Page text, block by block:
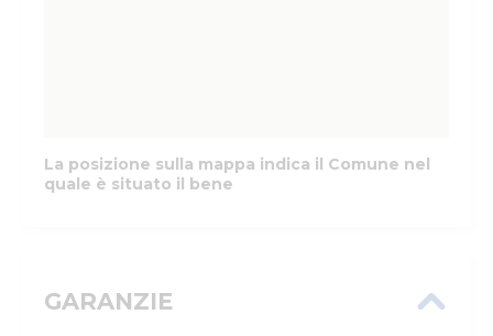
La posizione sulla mappa indica il Comune nel
quale è situato il bene
GARANZIE